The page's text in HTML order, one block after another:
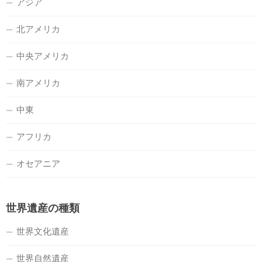
アジア
北アメリカ
中央アメリカ
南アメリカ
中東
アフリカ
オセアニア
世界遺産の種類
世界文化遺産
世界自然遺産